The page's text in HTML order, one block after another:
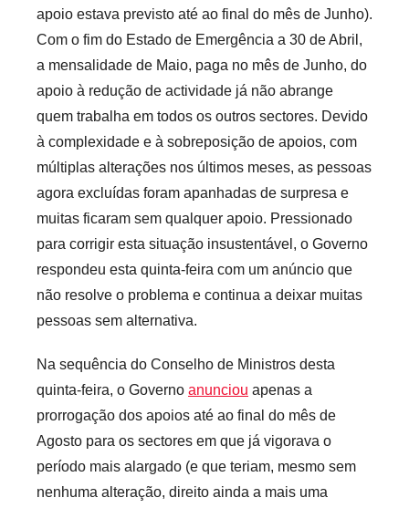
l
e
x
í
v
e
i
s
apoio estava previsto até ao final do mês de Junho).
Com o fim do Estado de Emergência a 30 de Abril,
a mensalidade de Maio, paga no mês de Junho, do
apoio à redução de actividade já não abrange
quem trabalha em todos os outros sectores. Devido
à complexidade e à sobreposição de apoios, com
múltiplas alterações nos últimos meses, as pessoas
agora excluídas foram apanhadas de surpresa e
muitas ficaram sem qualquer apoio. Pressionado
para corrigir esta situação insustentável, o Governo
respondeu esta quinta-feira com um anúncio que
não resolve o problema e continua a deixar muitas
pessoas sem alternativa.
Na sequência do Conselho de Ministros desta
quinta-feira, o Governo anunciou apenas a
prorrogação dos apoios até ao final do mês de
Agosto para os sectores em que já vigorava o
período mais alargado (e que teriam, mesmo sem
nenhuma alteração, direito ainda a mais uma